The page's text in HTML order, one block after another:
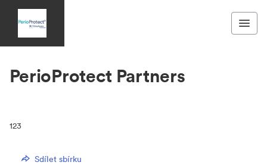
PerioProtect Partners
123
Sdílet sbírku